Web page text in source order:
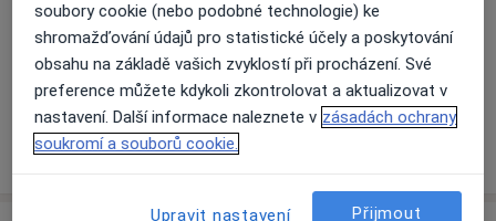
Operace šedého zákalu
+ 3 služby
Jak fungují ceny?
soubory cookie (nebo podobné technologie) ke
shromažďování údajů pro statistické účely a poskytování
obsahu na základě vašich zvyklostí při procházení. Své
preference můžete kdykoli zkontrolovat a aktualizovat v
nastavení. Další informace naleznete v zásadách ochrany
soukromí a souborů cookie.
Upravit nastavení Přijmout